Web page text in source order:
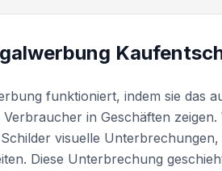
funktioniert, indem sie das
Verbraucher in Geschäften
visuelle
Diese Unterbrechung